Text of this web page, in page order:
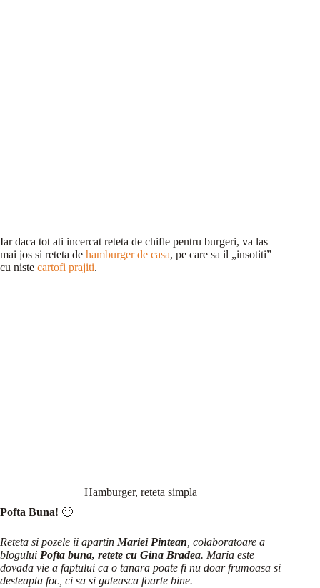
Iar daca tot ati incercat reteta de chifle pentru burgeri, va las
mai jos si reteta de hamburger de casa, pe care sa il „insotiti”
cu niste cartofi prajiti.
Hamburger, reteta simpla
Pofta Buna! 🙂
Reteta si pozele ii apartin Mariei Pintean, colaboratoare a
blogului Pofta buna, retete cu Gina Bradea. Maria este
dovada vie a faptului ca o tanara poate fi nu doar frumoasa si
desteapta foc, ci sa si gateasca foarte bine.